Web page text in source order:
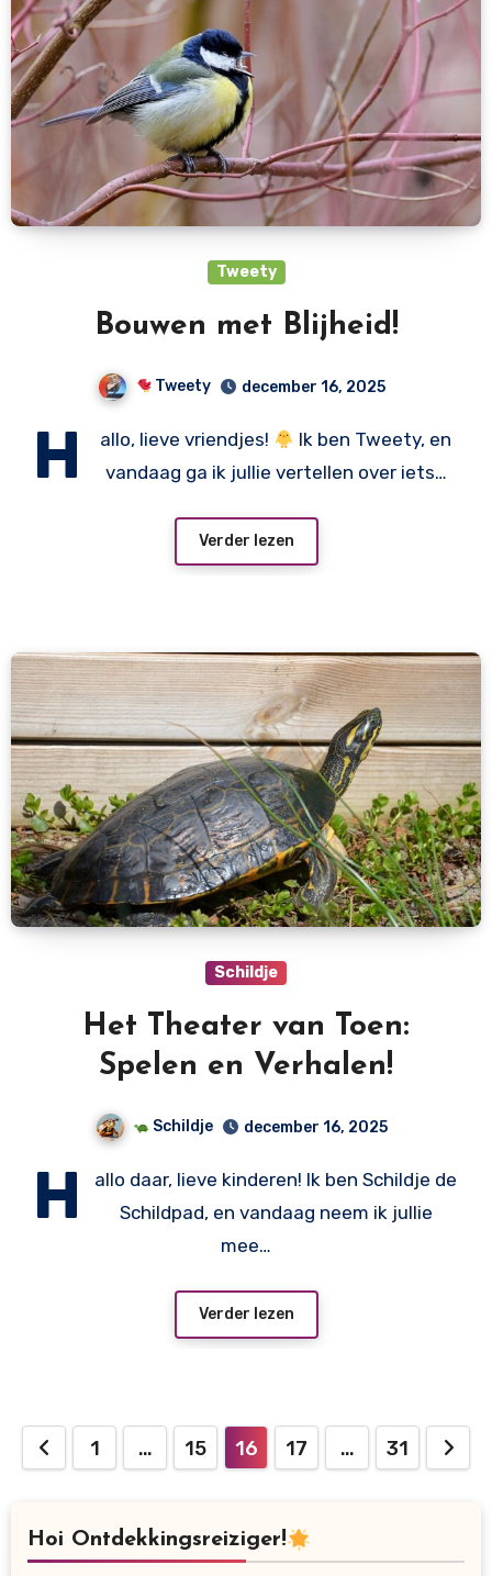
Tweety
Bouwen met Blijheid!
Tweety december 16, 2025
H allo, lieve vriendjes!
Ik ben Tweety, en
vandaag ga ik jullie vertellen over iets…
Verder lezen
Schildje
Het Theater van Toen:
Spelen en Verhalen!
Schildje december 16, 2025
H
allo daar, lieve kinderen! Ik ben Schildje de
Schildpad, en vandaag neem ik jullie
mee…
Verder lezen
Berichten
1 … 15 16 17 … 31
Hoi Ontdekkingsreiziger!